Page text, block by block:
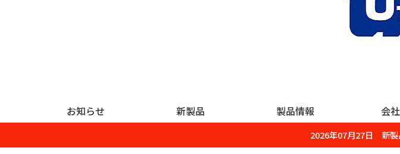
お知らせ 新製品 製品情報 会
2026年07月27日 新製